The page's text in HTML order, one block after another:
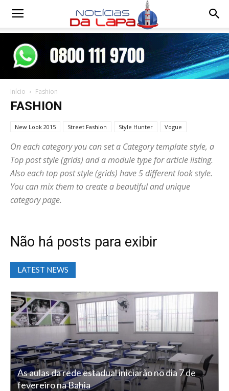
Notícias
Lapa
Início Fashion
FASHION
New Look 2015 Street Fashion Style Hunter Vogue
On each category you can set a Category template style, a
Top post style (grids) and a module type for article listing.
Also each top post style (grids) have 5 different look style.
You can mix them to create a beautiful and unique
category page.
Não há posts para exibir
LATEST NEWS
As aulas da rede estadual iniciarão no dia 7 de
fevereiro na Bahia